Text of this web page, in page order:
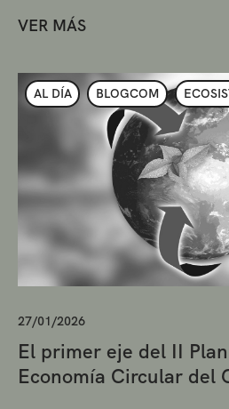
VER MÁS
AL DÍA BLOGCOM
27/01/2026
El primer eje del II
Economía Circular del